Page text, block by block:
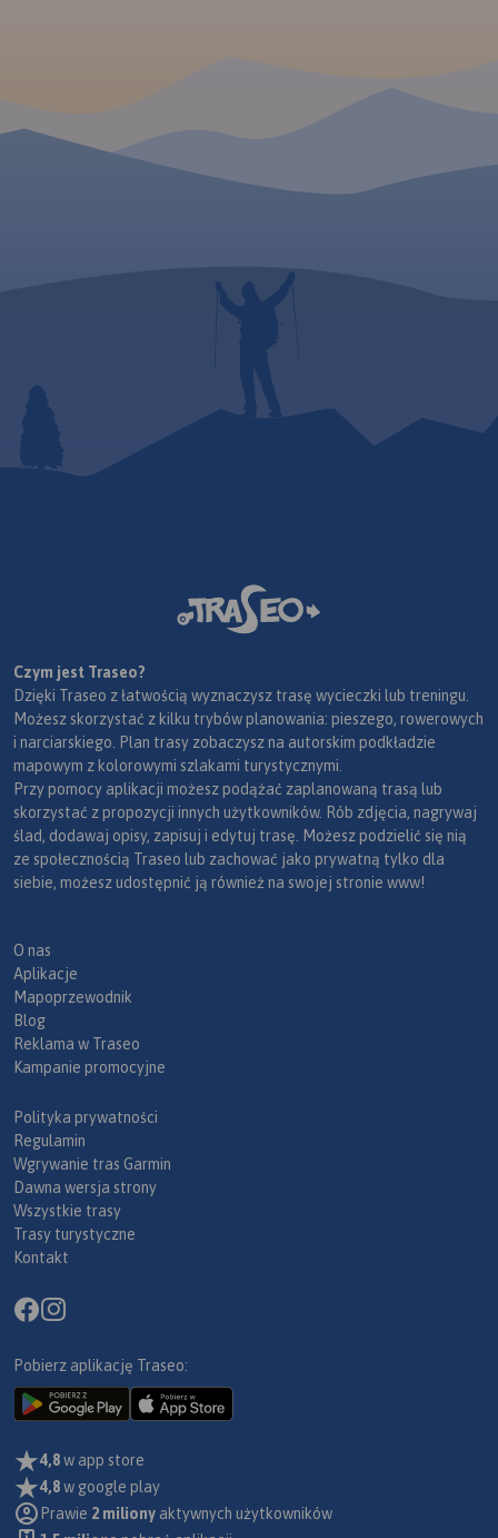
Czym jest Traseo?
Dzięki Traseo z łatwością wyznaczysz trasę wycieczki lub treningu.
Możesz skorzystać z kilku trybów planowania: pieszego, rowerowych
i narciarskiego. Plan trasy zobaczysz na autorskim podkładzie
mapowym z kolorowymi szlakami turystycznymi.
Przy pomocy aplikacji możesz podążać zaplanowaną trasą lub
skorzystać z propozycji innych użytkowników. Rób zdjęcia, nagrywaj
ślad, dodawaj opisy, zapisuj i edytuj trasę. Możesz podzielić się nią
ze społecznością Traseo lub zachować jako prywatną tylko dla
siebie, możesz udostępnić ją również na swojej stronie www!
O nas
Aplikacje
Mapoprzewodnik
Blog
Reklama w Traseo
Kampanie promocyjne
Polityka prywatności
Regulamin
Wgrywanie tras Garmin
Dawna wersja strony
Wszystkie trasy
Trasy turystyczne
Kontakt
Pobierz aplikację Traseo:
4,8w app store
4,8w google play
Prawie 2 miliony aktywnych użytkowników